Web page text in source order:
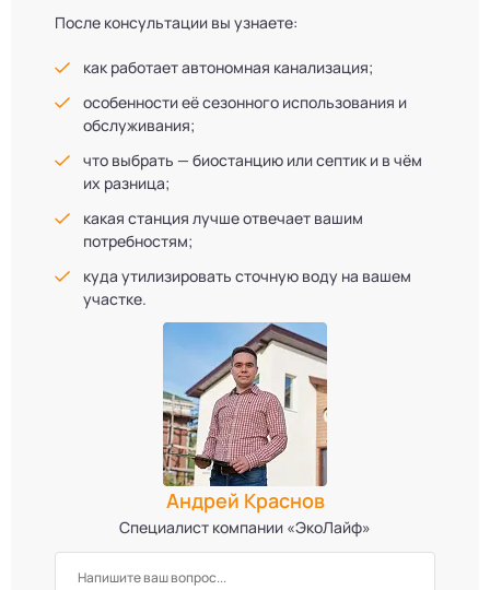
После консультации вы узнаете:
как работает автономная канализация;
особенности её сезонного использования и
обслуживания;
что выбрать — биостанцию или септик и в чём
их разница;
какая станция лучше отвечает вашим
потребностям;
куда утилизировать сточную воду на вашем
участке.
Андрей Краснов
Специалист компании «ЭкоЛайф»